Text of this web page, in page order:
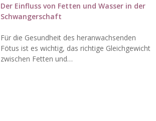
Der Einfluss von Fetten und Wasser in der
Schwangerschaft
Für die Gesundheit des heranwachsenden
Fötus ist es wichtig, das richtige Gleichgewicht
zwischen Fetten und…